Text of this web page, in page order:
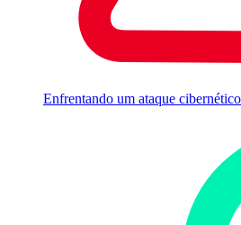
Enfrentando um ataque